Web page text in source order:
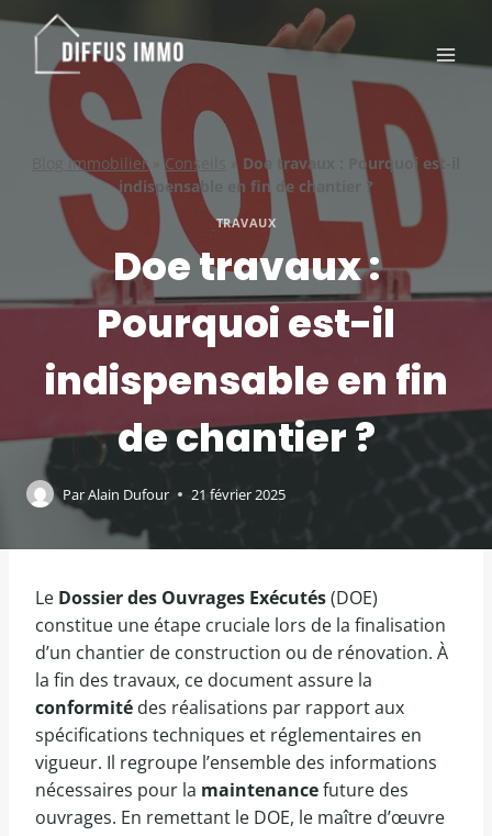
contenu
Blog immobilier»Conseils » Doe travaux : Pourquoi est-il
indispensable en fin de chantier ?
TRAVAUX
Doe travaux :
Pourquoi est-il
indispensable en fin
de chantier ?
ParAlain Dufour 21 février 2025
Le Dossier des Ouvrages Exécutés(DOE)
constitue une étape cruciale lors de la finalisation
d’un chantier de construction ou de rénovation. À
la fin des travaux, ce document assure la
conformité des réalisations par rapport aux
spécifications techniques et réglementaires en
vigueur. Il regroupe l’ensemble des informations
nécessaires pour la maintenancefuture des
ouvrages. En remettant le DOE, le maître d’œuvre